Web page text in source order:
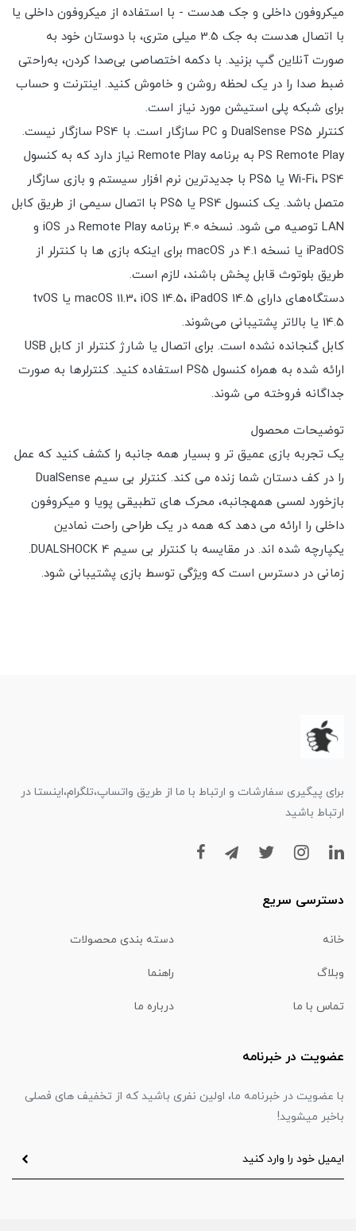
میکروفون داخلی و جک هدست - با استفاده از میکروفون داخلی یا
با اتصال هدست به جک 3.5 میلی متری، با دوستان خود به
صورت آنلاین گپ بزنید. با دکمه اختصاصی بی‌صدا کردن، به‌راحتی
ضبط صدا را در یک لحظه روشن و خاموش کنید. اینترنت و حساب
برای شبکه پلی استیشن مورد نیاز است.
کنترلر DualSense PS5 و PC سازگار است. با PS4 سازگار نیست.
PS Remote Play به برنامه Remote Play نیاز دارد که به کنسول
Wi-Fi، PS4 یا PS5 با جدیدترین نرم افزار سیستم و بازی سازگار
متصل باشد. یک کنسول PS4 یا PS5 با اتصال سیمی از طریق کابل
LAN توصیه می شود. نسخه 4.0 برنامه Remote Play در iOS و
iPadOS یا نسخه 4.1 در macOS برای اینکه بازی ها با کنترلر از
طریق بلوتوث قابل پخش باشند، لازم است.
دستگاه‌های دارای macOS 11.3، iOS 14.5، iPadOS 14.5 یا tvOS
14.5 یا بالاتر پشتیبانی می‌شوند.
کابل گنجانده نشده است. برای اتصال یا شارژ کنترلر از کابل USB
ارائه شده به همراه کنسول PS5 استفاده کنید. کنترلرها به صورت
جداگانه فروخته می شوند.
توضیحات محصول
یک تجربه بازی عمیق تر و بسیار همه جانبه را کشف کنید که عمل
را در کف دستان شما زنده می کند. کنترلر بی سیم DualSense
بازخورد لمسی همهجانبه، محرک های تطبیقی پویا و میکروفون
داخلی را ارائه می دهد که همه در یک طراحی راحت نمادین
یکپارچه شده اند. در مقایسه با کنترلر بی سیم DUALSHOCK 4.
زمانی در دسترس است که ویژگی توسط بازی پشتیبانی شود.
برای پیگیری سفارشات و ارتباط با ما از طریق واتساپ،تلگرام،اینستا در
ارتباط باشید
دسترسی سریع
خانه دسته بندی محصولات
وبلاگ راهنما
تماس با ما درباره ما
عضویت در خبرنامه
با عضویت در خبرنامه ما، اولین نفری باشید که از تخفیف های فصلی
باخبر میشوید!